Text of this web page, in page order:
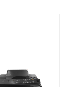
Fibre